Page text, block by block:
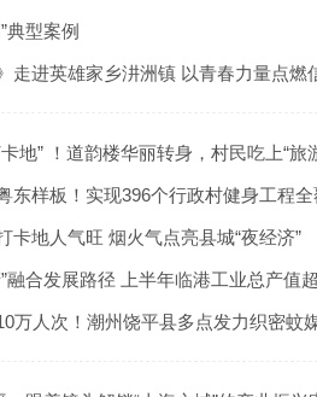
典型案例
走进英雄家乡汫洲镇 以青春力量点燃
” ！道韵楼华丽转身，村民吃上“旅游饭
样板！实现396个行政村健身工程全覆盖
卡地人气旺 烟火气点亮县城“夜经济”
发展路径 上半年临港工业总产值超90亿元
万人次！潮州饶平县多点发力织密蚊